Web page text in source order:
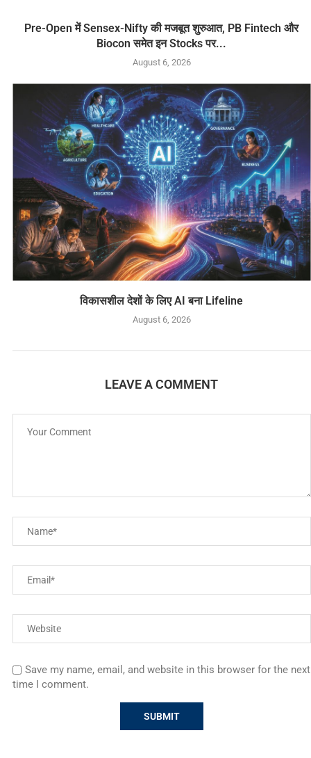
Pre-Open में Sensex-Nifty की मजबूत शुरुआत, PB Fintech और
Biocon समेत इन Stocks पर...
August 6, 2026
विकासशील देशों के लिए AI बना Lifeline
August 6, 2026
LEAVE A COMMENT
Save my name, email, and website in this browser for the next
time I comment.